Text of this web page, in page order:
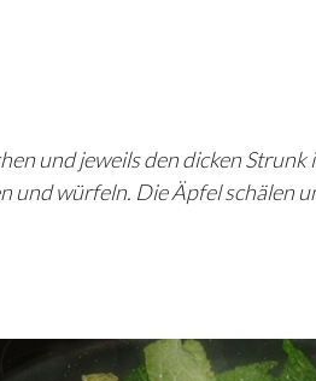
und jeweils den dicken
würfeln. Die Äpfel schälen